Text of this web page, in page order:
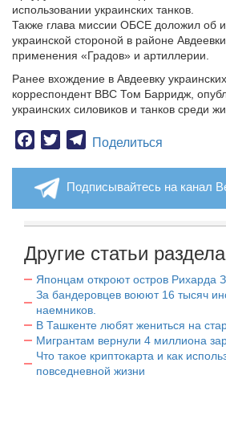
использовании украинских танков.
Также глава миссии ОБСЕ доложил об
украинской стороной в районе
применения «Градов» и артиллерии.
Ранее вхождение в Авдеевку
корреспондент BBC Том Барридж,
украинских силовиков и танков среди
Facebook
TwitterTelegram
Поделиться
Подписывайтесь на канал
Другие статьи раздела
Японцам откроют остров Рихарда
За бандеровцев воюют 16 тысяч
наемников.
В Ташкенте любят жениться на
Мигрантам вернули 4 миллиона
Что такое криптокарта и как
повседневной жизни